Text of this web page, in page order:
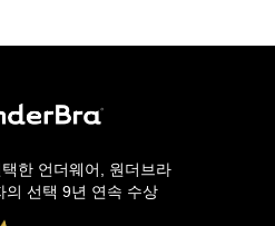
한 언더웨어, 원더브라
의 선택 9년 연속 수상